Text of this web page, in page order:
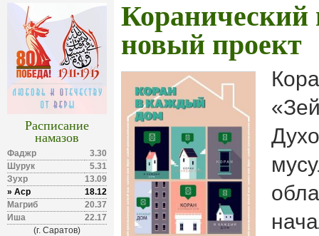
Расписание
намазов
Фаджр
3.30
Шурук
5.31
Зухр
13.09
» Аср
18.12
Магриб
20.37
Иша
22.17
(г. Саратов)
Коранический
новый проект